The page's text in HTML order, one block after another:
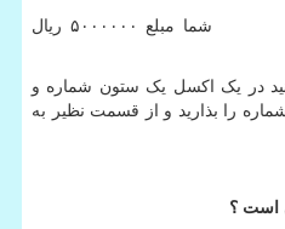
شماره موبایل: ۰۹۳۳۳۳۳۳۳۳۳۳ شما مبلع ۵۰۰۰۰۰۰ ریال
در یک اکسل یک ستون شماره و
را بذارید و از قسمت نظیر به
است ؟